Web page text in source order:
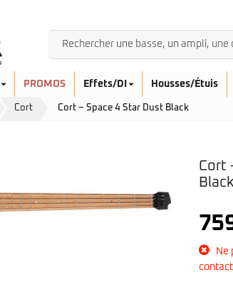
PROMOS Effets/DI Housses/Étuis
Cort Cort – Space 4 Star Dust Black
Cort
Black
Ne